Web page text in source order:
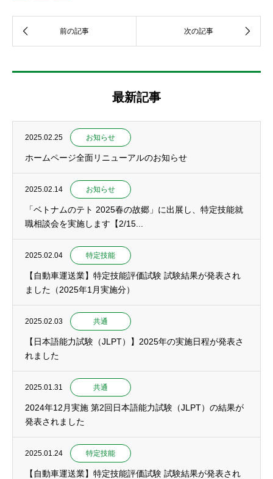
最新記事
2025.02.25 お知らせ
ホームページ全面リニューアルのお知らせ
2025.02.14 お知らせ
「ベトナムのテト 2025春の故郷」に出展し、特定技能就
職相談会を実施します【2/15...
2025.02.04 特定技能
【自動車運送業】特定技能評価試験 試験結果が発表され
ました（2025年1月実施分）
2025.02.03 共通
【日本語能力試験（JLPT）】2025年の実施日程が発表さ
れました
2025.01.31 共通
2024年12月実施 第2回日本語能力試験（JLPT）の結果が
発表されました
2025.01.24 特定技能
【自動車運送業】特定技能評価試験 試験結果が発表され